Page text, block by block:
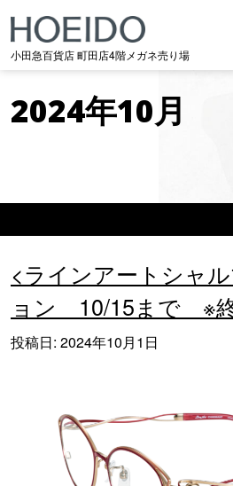
メインナビゲーション
小田急百貨店 町田店4階メガネ売り場
2024年10月
2024年10月
<ラインアートシャ
ョン 10/15まで ※
投稿日: 2024年10月1日